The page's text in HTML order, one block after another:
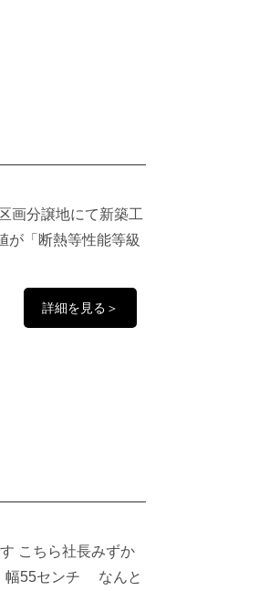
画分譲地にて新築工
が「断熱等性能等級
詳細を見る＞
こちら社長みずか
幅55センチ なんと